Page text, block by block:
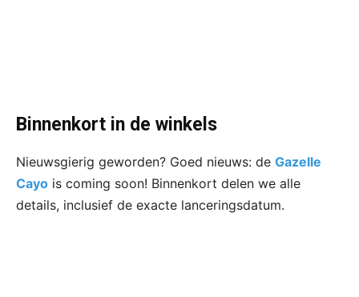
Binnenkort in de winkels
Nieuwsgierig geworden? Goed nieuws: de Gazelle
Cayo is coming soon! Binnenkort delen we alle
details, inclusief de exacte lanceringsdatum.